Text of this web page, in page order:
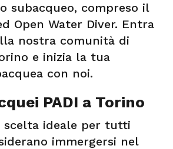
subacqueo, compreso il
Open Water Diver. Entra
nostra comunità di
e inizia la tua
con noi.
PADI a Torino
scelta ideale per tutti
immergersi nel